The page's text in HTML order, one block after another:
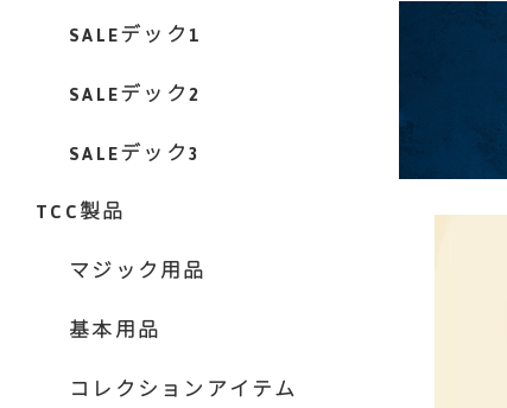
SALEデック1
SALEデック2
SALEデック3
TCC製品
マジック用品
基本用品
コレクションアイテム